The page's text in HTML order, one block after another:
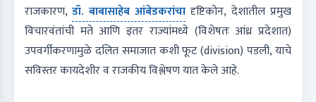
राजकारण,डॉ. बाबासाहेब आंबेडकरांचा दृष्टिकोन, देशातील प्रमुख
विचारवंतांची मते आणि इतर राज्यांमध्ये (विशेषतः आंध्र प्रदेशात)
उपवर्गीकरणामुळे दलित समाजात कशी फूट (division) पडली, याचे
सविस्तर कायदेशीर व राजकीय विश्लेषण यात केले आहे.